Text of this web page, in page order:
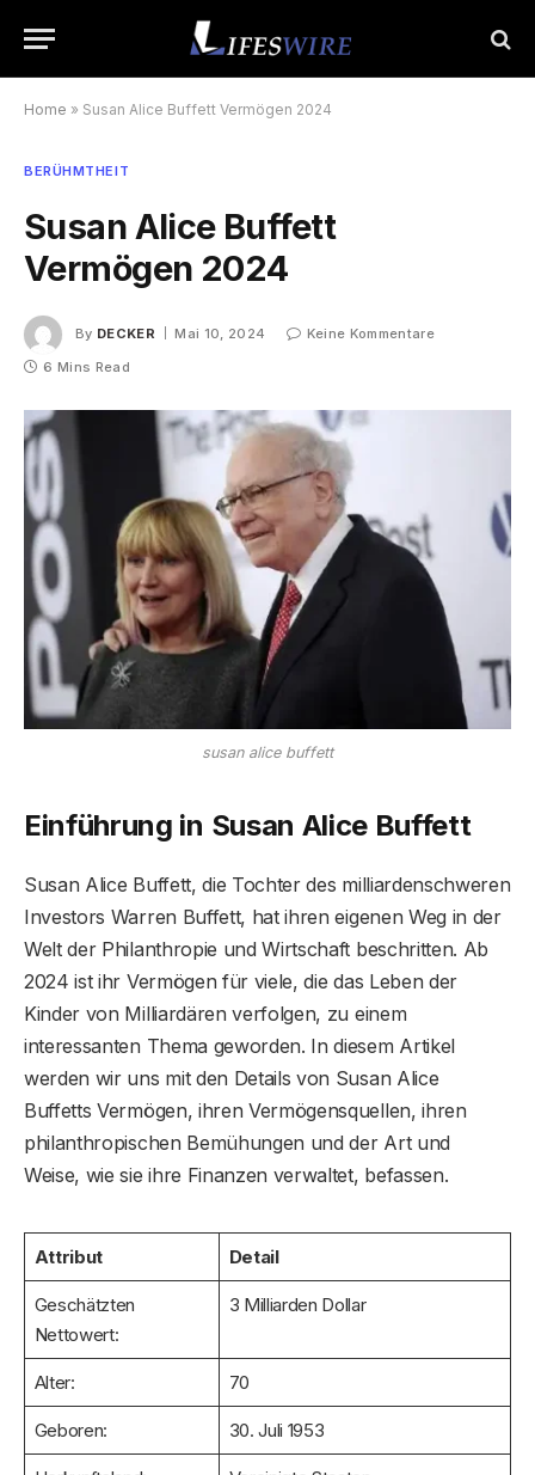
Home » Susan Alice Buffett Vermögen 2024
BERÜHMTHEIT
Susan Alice Buffett
Vermögen 2024
By DECKER Mai 10, 2024
Keine Kommentare
6 Mins Read
susan alice buffett
Einführung in Susan Alice Buffett
Susan Alice Buffett, die Tochter des milliardenschweren
Investors Warren Buffett, hat ihren eigenen Weg in der
Welt der Philanthropie und Wirtschaft beschritten. Ab
2024 ist ihr Vermögen für viele, die das Leben der
Kinder von Milliardären verfolgen, zu einem
interessanten Thema geworden. In diesem Artikel
werden wir uns mit den Details von Susan Alice
Buffetts Vermögen, ihren Vermögensquellen, ihren
philanthropischen Bemühungen und der Art und
Weise, wie sie ihre Finanzen verwaltet, befassen.
Attribut Detail
Geschätzten
Nettowert:
3 Milliarden Dollar
Alter: 70
Geboren: 30. Juli 1953